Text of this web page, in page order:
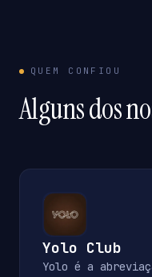
QUEM CONFIOU
Alguns dos
Yolo Club
Yolo é a